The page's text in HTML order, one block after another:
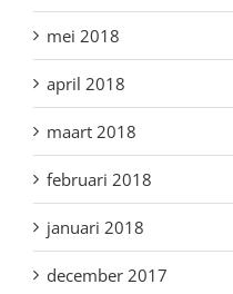
mei 2018
april 2018
maart 2018
februari 2018
januari 2018
december 2017